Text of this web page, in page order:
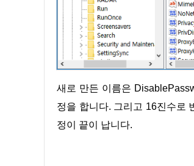
새로 만든 이름은 DisablePassworrdCaching을 입력을 하고 해당 값을 데이터 값을 1로 두 번 클릭해서 값데이터 수
정을 합니다. 그리고 16진수로
정이 끝이 납니다.